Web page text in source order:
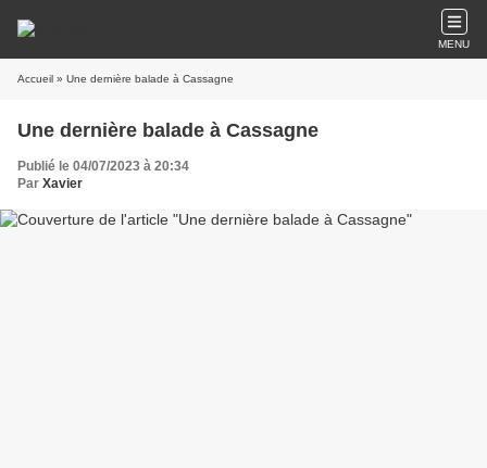
MENU
Accueil » Une dernière balade à Cassagne
Une dernière balade à Cassagne
Publié le 04/07/2023 à 20:34
Par Xavier